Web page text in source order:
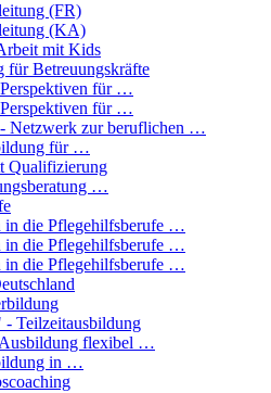
(FR)
(KA)
mit Kids
für Betreuungskräfte
für …
für …
Netzwerk zur beruflichen …
für …
Qualifizierung
…
in die Pflegehilfsberufe …
in die Pflegehilfsberufe …
in die Pflegehilfsberufe …
Teilzeitausbildung
Ausbildung flexibel …
in …